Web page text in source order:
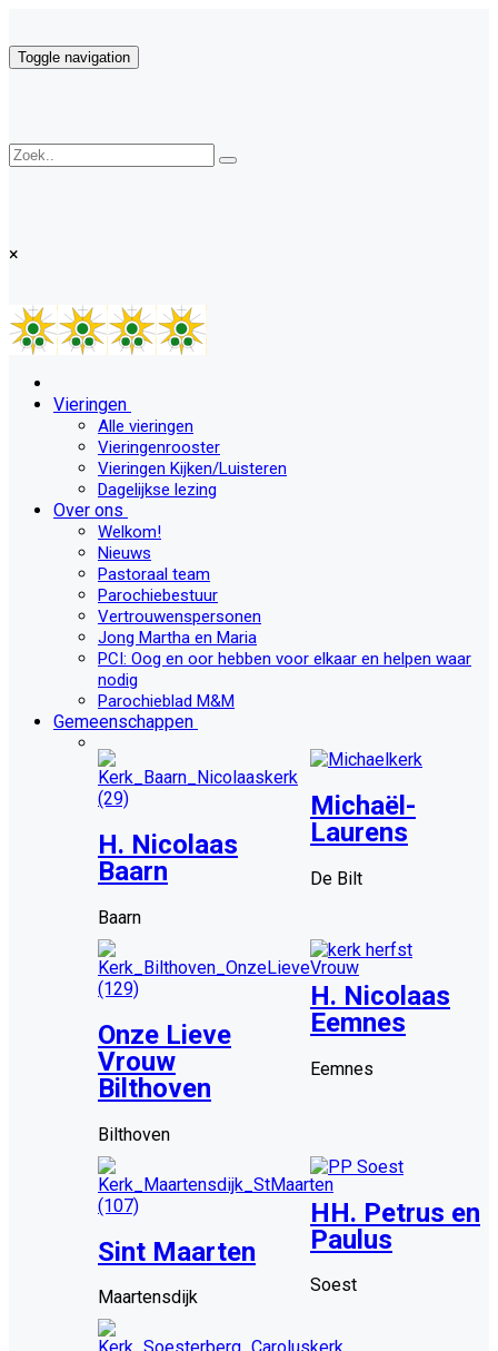
Toggle navigation
×
Vieringen
Alle vieringen
Vieringenrooster
Vieringen Kijken/Luisteren
Dagelijkse lezing
Over ons
Welkom!
Nieuws
Pastoraal team
Parochiebestuur
Vertrouwenspersonen
Jong Martha en Maria
PCI: Oog en oor hebben voor elkaar en helpen waar
nodig
Parochieblad M&M
Gemeenschappen
H. Nicolaas
Baarn
Baarn
Michaël-
Laurens
De Bilt
Onze Lieve
Vrouw
Bilthoven
Bilthoven
H. Nicolaas
Eemnes
Eemnes
Sint Maarten
Maartensdijk
HH. Petrus en
Paulus
Soest